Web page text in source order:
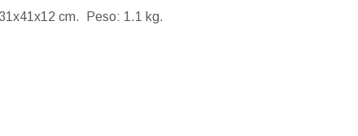
31x41x12 cm. Peso: 1.1 kg.